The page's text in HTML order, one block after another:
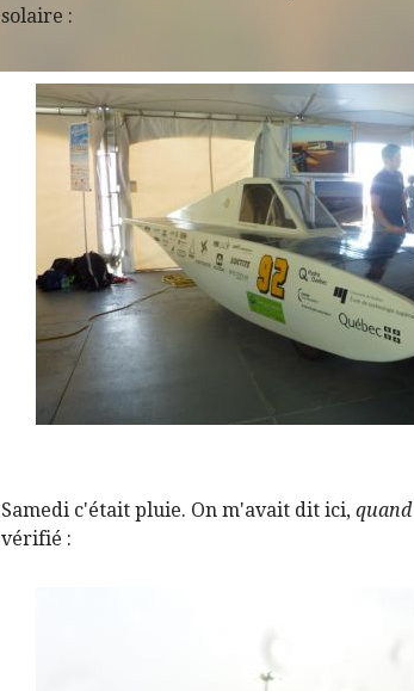
solaire :
Samedi c'était pluie. On m'avait dit ici,
vérifié :